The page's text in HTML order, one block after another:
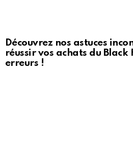
Découvrez nos astuces
réussir vos achats du
erreurs !